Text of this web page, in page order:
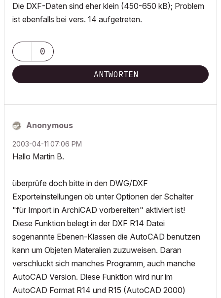
Die DXF-Daten sind eher klein (450-650 kB); Problem
ist ebenfalls bei vers. 14 aufgetreten.
0
ANTWORTEN
Anonymous
‎2003-04-11 07:06 PM
Hallo Martin B.
überprüfe doch bitte in den DWG/DXF
Exporteinstellungen ob unter Optionen der Schalter
"für Import in ArchiCAD vorbereiten" aktiviert ist!
Diese Funktion belegt in der DXF R14 Datei
sogenannte Ebenen-Klassen die AutoCAD benutzen
kann um Objeten Materalien zuzuweisen. Daran
verschluckt sich manches Programm, auch manche
AutoCAD Version. Diese Funktion wird nur im
AutoCAD Format R14 und R15 (AutoCAD 2000)